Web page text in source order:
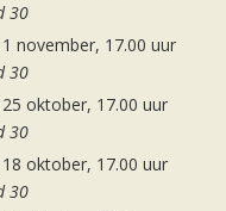
30
november, 17.00 uur
30
oktober, 17.00 uur
30
oktober, 17.00 uur
30